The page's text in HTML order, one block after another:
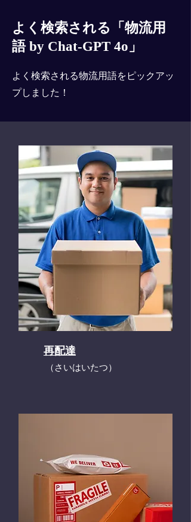
よく検索される「物流用
語 by Chat-GPT 4o」
よく検索される物流用語をピックアッ
プしました！
再配達
​（さいはいたつ）